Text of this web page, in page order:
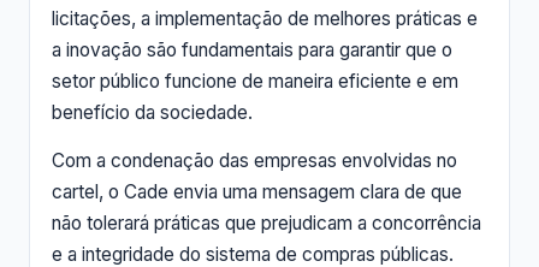
licitações, a implementação de melhores práticas e
a inovação são fundamentais para garantir que o
setor público funcione de maneira eficiente e em
benefício da sociedade.
Com a condenação das empresas envolvidas no
cartel, o Cade envia uma mensagem clara de que
não tolerará práticas que prejudicam a concorrência
e a integridade do sistema de compras públicas.